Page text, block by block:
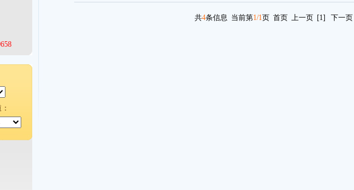
共4条信息 当前第1/1页 首页 上一页 [1] 下一